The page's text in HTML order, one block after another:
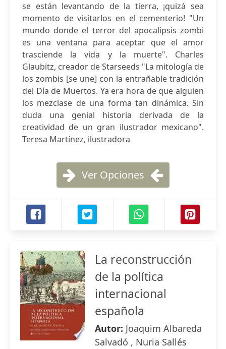
se están levantando de la tierra, ¡quizá sea
momento de visitarlos en el cementerio! "Un
mundo donde el terror del apocalipsis zombi
es una ventana para aceptar que el amor
trasciende la vida y la muerte". Charles
Glaubitz, creador de Starseeds "La mitología de
los zombis [se une] con la entrañable tradición
del Día de Muertos. Ya era hora de que alguien
los mezclase de una forma tan dinámica. Sin
duda una genial historia derivada de la
creatividad de un gran ilustrador mexicano".
Teresa Martínez, ilustradora
Ver Opciones
La reconstrucción
de la política
internacional
española
Autor: Joaquim Albareda
Salvadó , Nuria Sallés